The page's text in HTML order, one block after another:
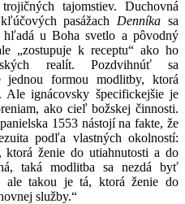
tajomstiev. Duchovná
pasážach Denníka sa
hľadá u Boha svetlo a pôvodný
„zostupuje k receptu“ ako ho
realít. Pozdvihnúť sa
formou modlitby, ktorá
Ale ignácovsky špecifickejšie je
ako cieľ božskej činnosti.
1553 nástojí na fakte, že
podľa vlastných okolností:
ženie do utiahnutosti a do
taká modlitba sa nezdá byť
ale takou je tá, ktorá ženie do
služby.“